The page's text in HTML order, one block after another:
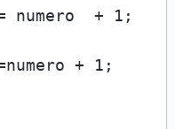
numero  + 1;
+ 1;